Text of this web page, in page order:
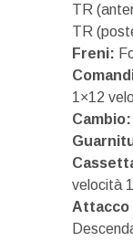
TR
TR
Freni:
1×12
Cambio:
velocità
Attacco